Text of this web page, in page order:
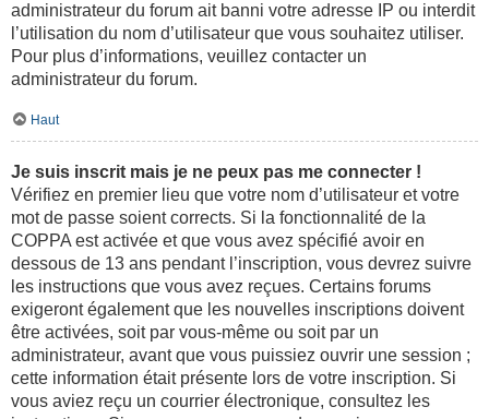
administrateur du forum ait banni votre adresse IP ou interdit
l’utilisation du nom d’utilisateur que vous souhaitez utiliser.
Pour plus d’informations, veuillez contacter un
administrateur du forum.
Haut
Je suis inscrit mais je ne peux pas me connecter !
Vérifiez en premier lieu que votre nom d’utilisateur et votre
mot de passe soient corrects. Si la fonctionnalité de la
COPPA est activée et que vous avez spécifié avoir en
dessous de 13 ans pendant l’inscription, vous devrez suivre
les instructions que vous avez reçues. Certains forums
exigeront également que les nouvelles inscriptions doivent
être activées, soit par vous-même ou soit par un
administrateur, avant que vous puissiez ouvrir une session ;
cette information était présente lors de votre inscription. Si
vous aviez reçu un courrier électronique, consultez les